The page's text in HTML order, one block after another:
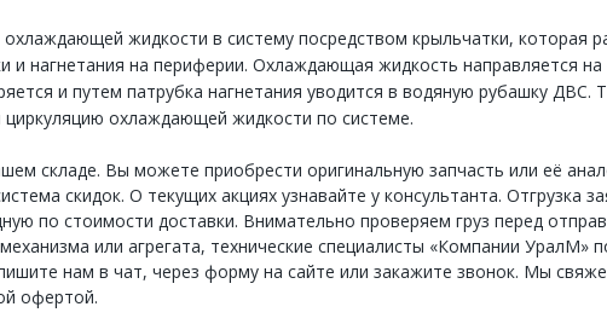
охлаждающей жидкости в систему посредством крыльчатки, которая
и нагнетания на периферии. Охлаждающая жидкость направляется
и путем патрубка нагнетания уводится в водяную рубашку
охлаждающей жидкости по системе.
складе. Вы можете приобрести оригинальную запчасть или её
скидок. О текущих акциях узнавайте у консультанта. Отгрузка
по стоимости доставки. Внимательно проверяем груз перед
или агрегата, технические специалисты «Компании УралМ»
нам в чат, через форму на сайте или закажите звонок. Мы
офертой.